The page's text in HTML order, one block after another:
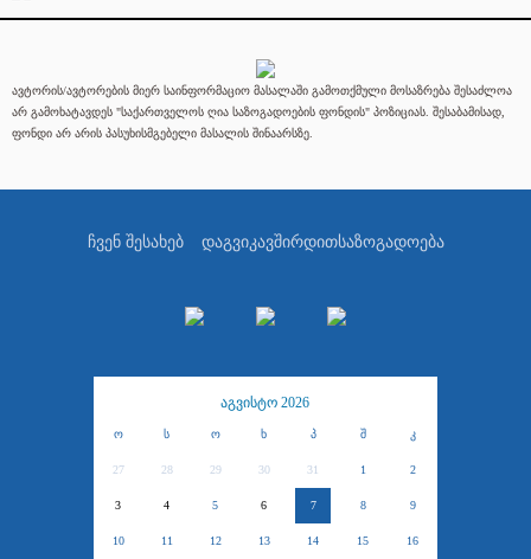
ავტორის/ავტორების მიერ საინფორმაციო მასალაში გამოთქმული მოსაზრება შესაძლოა
არ გამოხატავდეს "საქართველოს ღია საზოგადოების ფონდის" პოზიციას. შესაბამისად,
ფონდი არ არის პასუხისმგებელი მასალის შინაარსზე.
ჩვენ შესახებ დაგვიკავშირდითსაზოგადოება
აგვისტო 2026
ო ს ო ხ პ შ კ
27 28 29 30 31 1 2
3 4 5 6 7 8 9
10 11 12 13 14 15 16